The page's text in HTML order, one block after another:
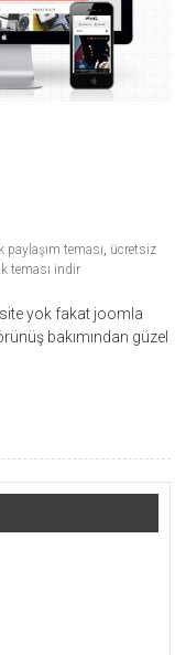
paylaşım teması, ücretsiz
teması indir
yok fakat joomla
bakımından güzel